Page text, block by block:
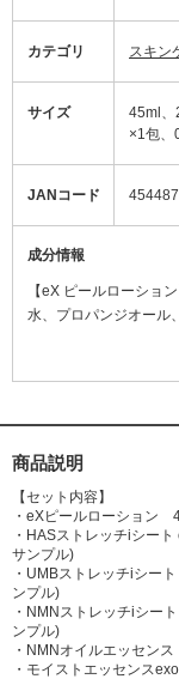
カテゴリ スキン
サイズ
45ml、
×1包、
JANコード
成分情報
【eX ピールローション
水、プロパンジオール
ン果汁、サンザシエ
ス、リンゴ果実エキス
商品説明
【セット内容】
・eXピールローション
・HASストレッチiシー
サンプル)
・UMBストレッチiシー
ンプル)
・NMNストレッチiシー
ンプル)
・NMNオイルエッセン
・モイストエッセンス